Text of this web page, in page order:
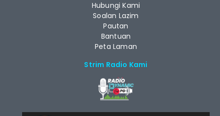
Hubungi Kami
Soalan Lazim
Pautan
Bantuan
Peta Laman
Strim Radio Kami